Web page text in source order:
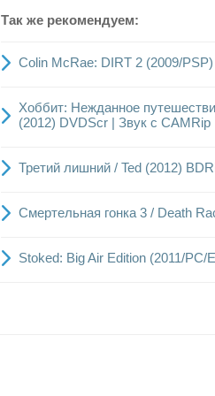
Так же рекомендуем:
Colin McRae: DIRT 2 (2009/PSP)
Хоббит: Нежданное
(2012) DVDScr | Звук с CAMRip
Третий лишний / Ted (2012)
Смертельная гонка 3 / Death
Stoked: Big Air Edition (2011/PC/